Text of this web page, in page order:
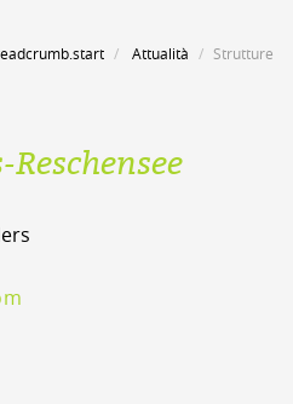
Attualità Strutture